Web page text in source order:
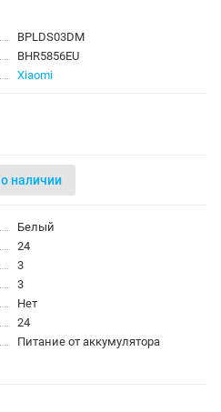
BPLDS03DM
BHR5856EU
Xiaomi
наличии
Белый
24
3
3
Нет
24
Питание от аккумулятора